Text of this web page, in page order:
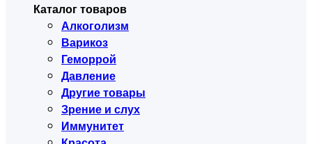
Каталог товаров
Алкоголизм
Варикоз
Геморрой
Давление
Другие товары
Зрение и слух
Иммунитет